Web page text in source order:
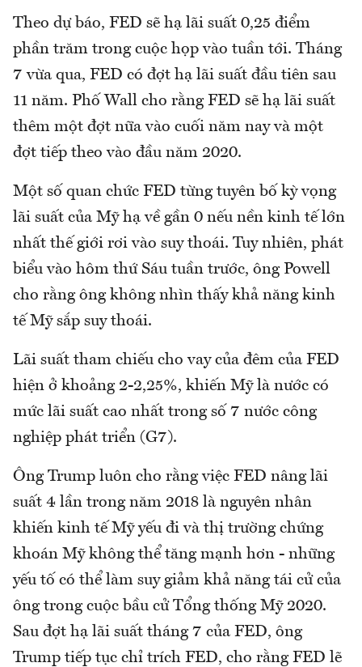
Theo dự báo, FED sẽ hạ lãi suất 0,25 điểm
phần trăm trong cuộc họp vào tuần tới. Tháng
7 vừa qua, FED có đợt hạ lãi suất đầu tiên sau
11 năm. Phố Wall cho rằng FED sẽ hạ lãi suất
thêm một đợt nữa vào cuối năm nay và một
đợt tiếp theo vào đầu năm 2020.
Một số quan chức FED từng tuyên bố kỳ vọng
lãi suất của Mỹ hạ về gần 0 nếu nền kinh tế lớn
nhất thế giới rơi vào suy thoái. Tuy nhiên, phát
biểu vào hôm thứ Sáu tuần trước, ông Powell
cho rằng ông không nhìn thấy khả năng kinh
tế Mỹ sắp suy thoái.
Lãi suất tham chiếu cho vay của đêm của FED
hiện ở khoảng 2-2,25%, khiến Mỹ là nước có
mức lãi suất cao nhất trong số 7 nước công
nghiệp phát triển (G7).
Ông Trump luôn cho rằng việc FED nâng lãi
suất 4 lần trong năm 2018 là nguyên nhân
khiến kinh tế Mỹ yếu đi và thị trường chứng
khoán Mỹ không thể tăng mạnh hơn - những
yếu tố có thể làm suy giảm khả năng tái cử của
ông trong cuộc bầu cử Tổng thống Mỹ 2020.
Sau đợt hạ lãi suất tháng 7 của FED, ông
Trump tiếp tục chỉ trích FED, cho rằng FED lẽ